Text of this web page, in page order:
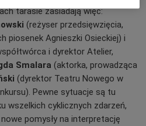
tarasie zasiadają więc:
(reżyser przedsięwzięcia,
piosenek Agnieszki Osieckiej) i
i dyrektor Atelier,
Smalara (aktorka, prowadząca
(dyrektor Teatru Nowego w
Pewne sytuacje są tu
wszelkich cyklicznych zdarzeń,
pomysły na interpretację